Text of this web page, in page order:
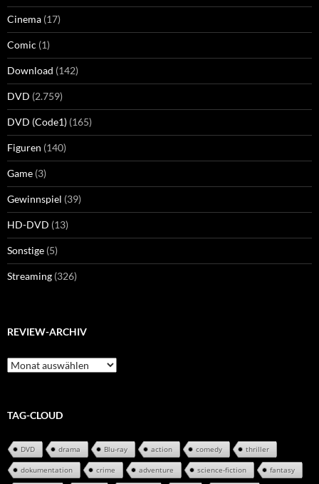
Cinema (17)
Comic (1)
Download (142)
DVD (2.759)
DVD (Code1) (165)
Figuren (140)
Game (3)
Gewinnspiel (39)
HD-DVD (13)
Sonstige (5)
Streaming (326)
REVIEW-ARCHIV
Review-
Archiv
TAG-CLOUD
DVD drama Blu-ray action comedy thriller
dokumentation crime adventure science-fiction fantasy